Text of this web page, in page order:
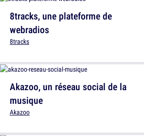
8tracks, une plateforme de
webradios
8tracks
Akazoo, un réseau social de la
musique
Akazoo